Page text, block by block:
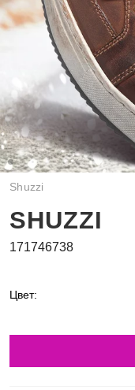
Shuzzi
SHUZZI
171746738
Цвет: